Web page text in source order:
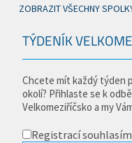
ZOBRAZIT VŠECHNY
TÝDENÍK
Chcete mít každý týden
okolí? Přihlaste se k
Velkomeziříčsko a my
Registrací